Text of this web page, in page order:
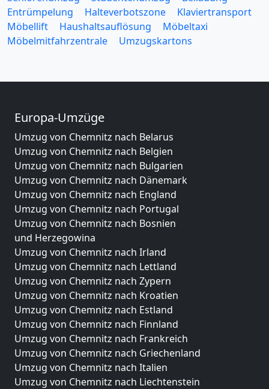
Entrümpelung
Halteverbotszone
Klaviertransport
Möbellift
Haushaltsauflösung
Möbeltaxi
Möbelmitfahrzentrale
Umzugskartons
Europa-Umzüge
Umzug von Chemnitz nach Belarus
Umzug von Chemnitz nach Belgien
Umzug von Chemnitz nach Bulgarien
Umzug von Chemnitz nach Dänemark
Umzug von Chemnitz nach England
Umzug von Chemnitz nach Portugal
Umzug von Chemnitz nach Bosnien
und Herzegowina
Umzug von Chemnitz nach Irland
Umzug von Chemnitz nach Lettland
Umzug von Chemnitz nach Zypern
Umzug von Chemnitz nach Kroatien
Umzug von Chemnitz nach Estland
Umzug von Chemnitz nach Finnland
Umzug von Chemnitz nach Frankreich
Umzug von Chemnitz nach Griechenland
Umzug von Chemnitz nach Italien
Umzug von Chemnitz nach Liechtenstein